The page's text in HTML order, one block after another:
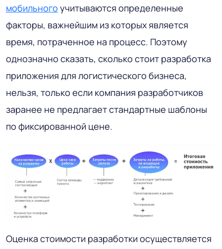
мобильного учитываются определенные
факторы, важнейшим из которых является
время, потраченное на процесс. Поэтому
однозначно сказать, сколько стоит разработка
приложения для логистического бизнеса,
нельзя, только если компания разработчиков
заранее не предлагает стандартные шаблоны
по фиксированной цене.
Оценка стоимости разработки осуществляется